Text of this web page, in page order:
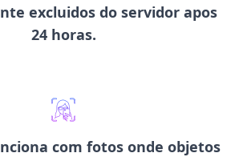
excluidos do servidor apos
24 horas.
com fotos onde objetos